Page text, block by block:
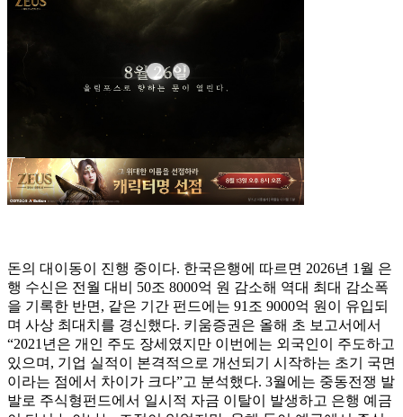
돈의 대이동이 진행 중이다. 한국은행에 따르면 2026년 1월 은
행 수신은 전월 대비 50조 8000억 원 감소해 역대 최대 감소폭
을 기록한 반면, 같은 기간 펀드에는 91조 9000억 원이 유입되
며 사상 최대치를 경신했다. 키움증권은 올해 초 보고서에서
“2021년은 개인 주도 장세였지만 이번에는 외국인이 주도하고
있으며, 기업 실적이 본격적으로 개선되기 시작하는 초기 국면
이라는 점에서 차이가 크다”고 분석했다. 3월에는 중동전쟁 발
발로 주식형펀드에서 일시적 자금 이탈이 발생하고 은행 예금